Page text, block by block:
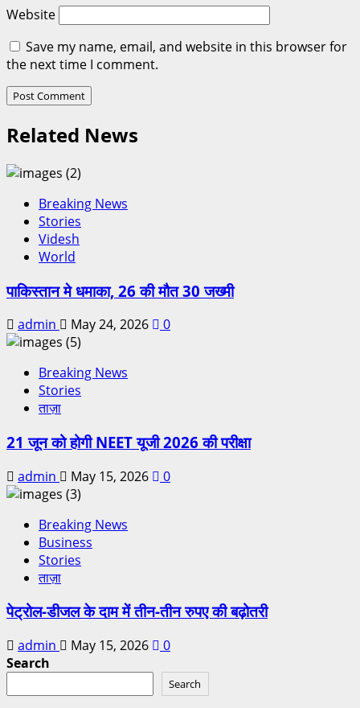
Website
Save my name, email, and website in this browser for
the next time I comment.
Related News
Breaking News
Stories
Videsh
World
पाकिस्तान मे धमाका, 26 की मौत 30 जख्मी
admin May 24, 2026 0
Breaking News
Stories
ताज़ा
21 जून को होगी NEET यूजी 2026 की परीक्षा
admin May 15, 2026 0
Breaking News
Business
Stories
ताज़ा
पेट्रोल-डीजल के दाम में तीन-तीन रुपए की बढ़ोतरी
admin May 15, 2026
0
Search
Search